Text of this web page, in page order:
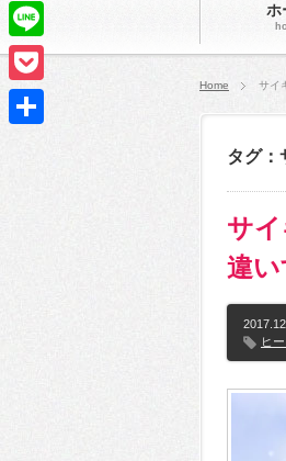
ホ
Home サイ
タグ：
サ
違
ヒ
Twitter
Line
Pocket